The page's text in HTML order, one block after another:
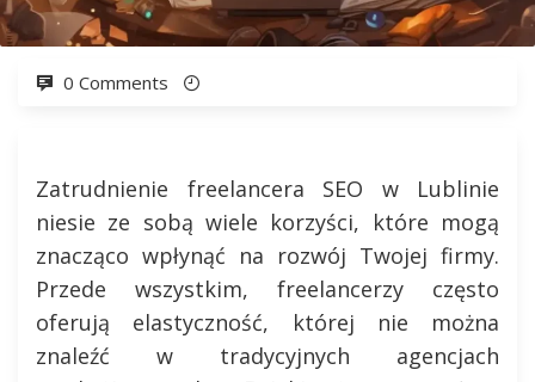
0 Comments
Zatrudnienie freelancera SEO w Lublinie
niesie ze sobą wiele korzyści, które mogą
znacząco wpłynąć na rozwój Twojej firmy.
Przede wszystkim, freelancerzy często
oferują elastyczność, której nie można
znaleźć w tradycyjnych agencjach